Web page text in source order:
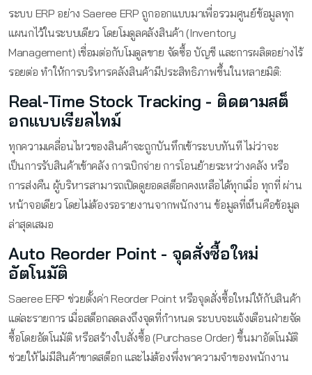
ระบบ ERP อย่าง Saeree ERP ถูกออกแบบมาเพื่อรวมศูนย์ข้อมูลทุก
แผนกไว้ในระบบเดียว โดยโมดูลคลังสินค้า (Inventory
Management) เชื่อมต่อกับโมดูลขาย จัดซื้อ บัญชี และการผลิตอย่างไร้
รอยต่อ ทำให้การบริหารคลังสินค้ามีประสิทธิภาพขึ้นในหลายมิติ:
Real-Time Stock Tracking - ติดตามสต็
อกแบบเรียลไทม์
ทุกความเคลื่อนไหวของสินค้าจะถูกบันทึกเข้าระบบทันที ไม่ว่าจะ
เป็นการรับสินค้าเข้าคลัง การเบิกจ่าย การโอนย้ายระหว่างคลัง หรือ
การส่งคืน ผู้บริหารสามารถเปิดดูยอดสต็อกคงเหลือได้ทุกเมื่อ ทุกที่ ผ่าน
หน้าจอเดียว โดยไม่ต้องรอรายงานจากพนักงาน ข้อมูลที่เห็นคือข้อมูล
ล่าสุดเสมอ
Auto Reorder Point - จุดสั่งซื้อใหม่
อัตโนมัติ
Saeree ERP ช่วยตั้งค่า Reorder Point หรือจุดสั่งซื้อใหม่ให้กับสินค้า
แต่ละรายการ เมื่อสต็อกลดลงถึงจุดที่กำหนด ระบบจะแจ้งเตือนฝ่ายจัด
ซื้อโดยอัตโนมัติ หรือสร้างใบสั่งซื้อ (Purchase Order) ขึ้นมาอัตโนมัติ
ช่วยให้ไม่มีสินค้าขาดสต็อก และไม่ต้องพึ่งพาความจำของพนักงาน